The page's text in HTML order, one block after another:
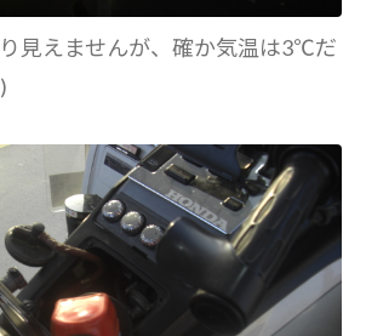
見えませんが、確か気温は3℃だ